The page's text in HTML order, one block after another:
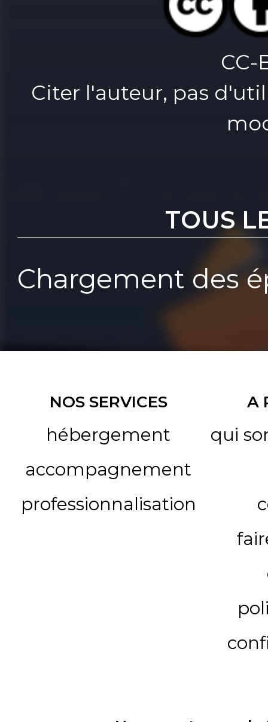
CC-
Citer l'auteur, pas
TOUS
Chargement des
NOS SERVICES
hébergement
accompagnement
professionnalisation
A
qui